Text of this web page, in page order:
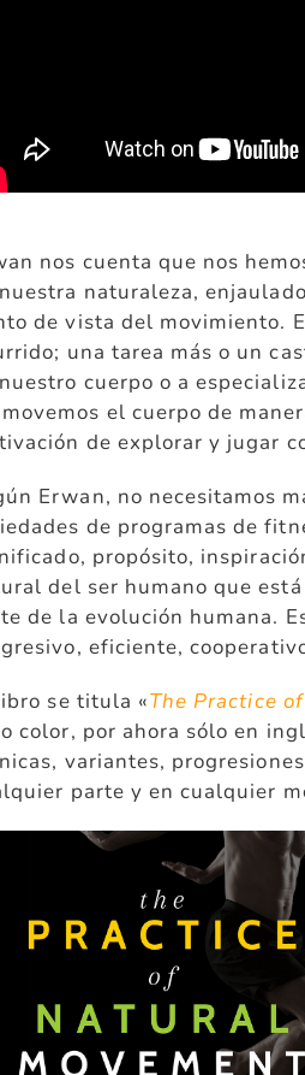
nos cuenta que nos
naturaleza,
de vista del movimiento.
una tarea más o un
cuerpo o a
el cuerpo de
de explorar y jugar
Erwan, no necesitamos
de programas de
propósito,
del ser humano que
de la evolución humana.
eficiente,
se titula «The Practice
color, por ahora sólo en
variantes,
parte y en cualquier